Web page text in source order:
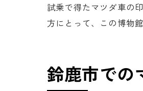
試乗で得たマツダ車の
方にとって、この博物
鈴鹿市での